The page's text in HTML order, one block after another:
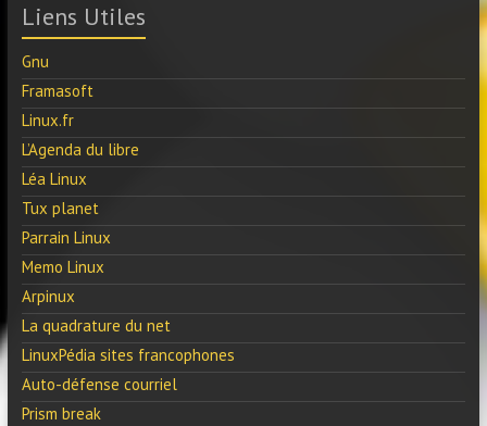
Liens Utiles
Gnu
Framasoft
Linux.fr
L’Agenda du libre
Léa Linux
Tux planet
Parrain Linux
Memo Linux
Arpinux
La quadrature du net
LinuxPédia sites francophones
Auto-défense courriel
Prism break